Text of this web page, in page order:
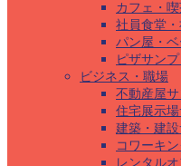
カフェ・
社員食堂
パン屋・
ピザサン
ビジネス・職場
不動産屋
住宅展示
建築・建
コワーキ
レンタル